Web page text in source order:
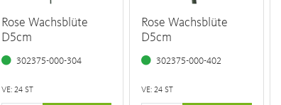
Rose Wachsblüte
D5cm
302375-000-304
VE: 24 ST
Rose Wachsblüte
D5cm
302375-000-402
VE: 24 ST